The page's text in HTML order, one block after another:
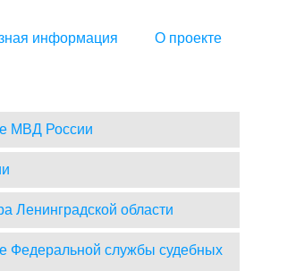
информация О проекте
МВД России
Ленинградской области
Федеральной службы судебных